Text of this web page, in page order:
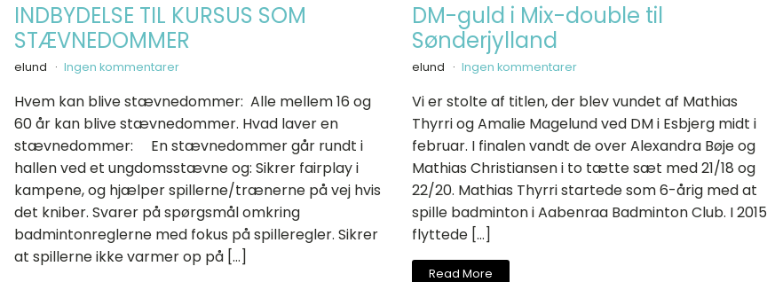
INDBYDELSE TIL KURSUS SOM
STÆVNEDOMMER
elund Ingen kommentarer
Hvem kan blive stævnedommer: Alle mellem 16 og
60 år kan blive stævnedommer. Hvad laver en
stævnedommer: En stævnedommer går rundt i
hallen ved et ungdomsstævne og: Sikrer fairplay i
kampene, og hjælper spillerne/trænerne på vej hvis
det kniber. Svarer på spørgsmål omkring
badmintonreglerne med fokus på spilleregler. Sikrer
at spillerne ikke varmer op på […]
DM-guld i Mix-double til
Sønderjylland
elund Ingen kommentarer
Vi er stolte af titlen, der blev vundet af Mathias
Thyrri og Amalie Magelund ved DM i Esbjerg midt i
februar. I finalen vandt de over Alexandra Bøje og
Mathias Christiansen i to tætte sæt med 21/18 og
22/20. Mathias Thyrri startede som 6-årig med at
spille badminton i Aabenraa Badminton Club. I 2015
flyttede […]
Read More